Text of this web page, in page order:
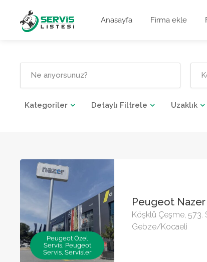
Anasayfa Firma ekle
Kategoriler Detaylı Filtrele Uzaklık
Peugeot Özel
Servis, Peugeot
Servis, Servisler
Peugeot
Köşklü Çeşme, 573.
Gebze/Kocaeli